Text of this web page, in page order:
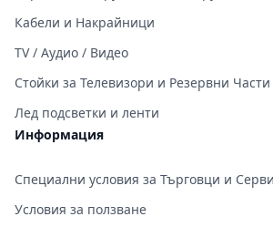
Кабели и Накрайници
TV / Аудио / Видео
Стойки за Телевизори и Резервни
Лед подсветки и ленти
Информация
Специални условия за Търговци и
Условия за ползване